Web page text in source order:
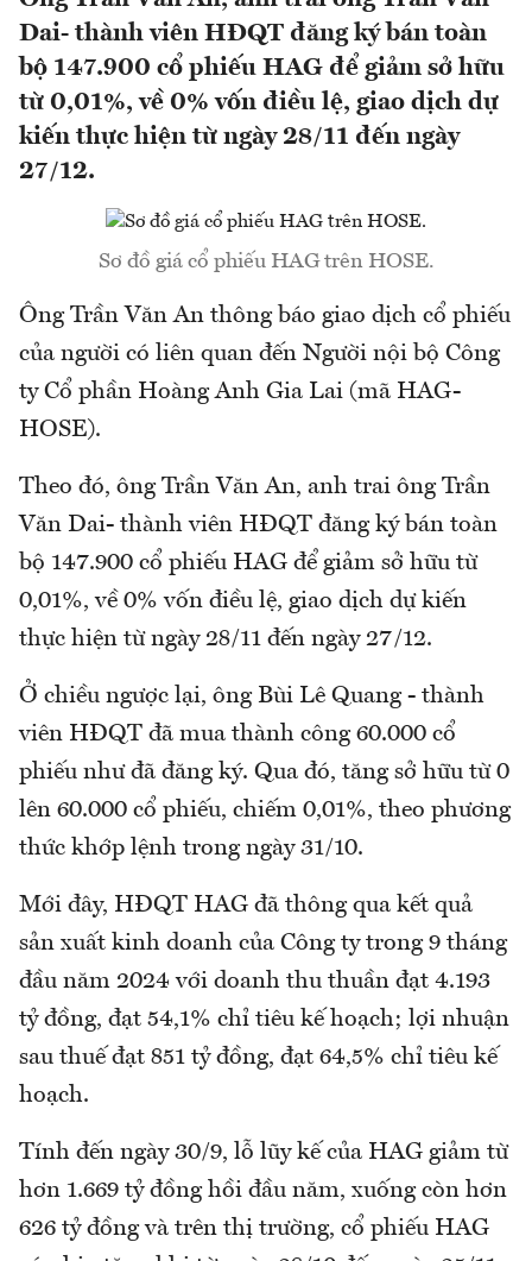
Dai- thành viên HĐQT đăng ký bán toàn
bộ 147.900 cổ phiếu HAG để giảm sở hữu
từ 0,01%, về 0% vốn điều lệ, giao dịch dự
kiến thực hiện từ ngày 28/11 đến ngày
27/12.
Sơ đồ giá cổ phiếu HAG trên HOSE.
Ông Trần Văn An thông báo giao dịch cổ phiếu
của người có liên quan đến Người nội bộ Công
ty Cổ phần Hoàng Anh Gia Lai (mã HAG-
HOSE).
Theo đó, ông Trần Văn An, anh trai ông Trần
Văn Dai- thành viên HĐQT đăng ký bán toàn
bộ 147.900 cổ phiếu HAG để giảm sở hữu từ
0,01%, về 0% vốn điều lệ, giao dịch dự kiến
thực hiện từ ngày 28/11 đến ngày 27/12.
Ở chiều ngược lại, ông Bùi Lê Quang - thành
viên HĐQT đã mua thành công 60.000 cổ
phiếu như đã đăng ký. Qua đó, tăng sở hữu từ 0
lên 60.000 cổ phiếu, chiếm 0,01%, theo phương
thức khớp lệnh trong ngày 31/10.
Mới đây, HĐQT HAG đã thông qua kết quả
sản xuất kinh doanh của Công ty trong 9 tháng
đầu năm 2024 với doanh thu thuần đạt 4.193
tỷ đồng, đạt 54,1% chỉ tiêu kế hoạch; lợi nhuận
sau thuế đạt 851 tỷ đồng, đạt 64,5% chỉ tiêu kế
hoạch.
Tính đến ngày 30/9, lỗ lũy kế của HAG giảm từ
hơn 1.669 tỷ đồng hồi đầu năm, xuống còn hơn
626 tỷ đồng và trên thị trường, cổ phiếu HAG